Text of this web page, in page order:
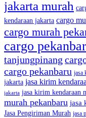
jakarta murah
kendaraan jakarta cargo
cargo murah
cargo
tanjungpinang
cargo pekanbaru jasa
jakarta jasa kirim
jakarta jasa kirim kendaraan
murah pekanbaru jasa
Jasa Pengiriman Murah jasa